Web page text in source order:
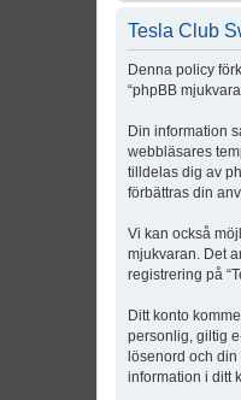
Tesla Club
Denna policy
“phpBB
Din information
webbläsares
tilldelas dig av
förbättras din
Vi kan också
mjukvaran. Det
registrering på
Ditt konto
personlig, giltig
lösenord och
information i ditt